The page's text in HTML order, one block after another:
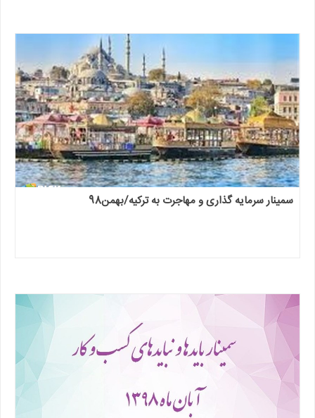
سمینار سرمایه گذاری و مهاجرت به ترکیه/بهمن98